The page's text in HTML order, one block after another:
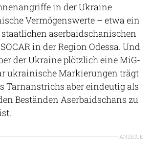
in der Ukraine
Vermögenswerte – etwa ein
aserbaidschanischen
in der Region Odessa. Und
der Ukraine plötzlich eine MiG-
ukrainische Markierungen trägt
Tarnanstrichs aber eindeutig als
Beständen Aserbaidschans zu
ANZEIGE